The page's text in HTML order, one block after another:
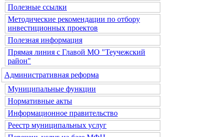
Полезные ссылки
Методические рекомендации по отбору
инвестиционных проектов
Полезная информация
Прямая линия с Главой МО "Теучежский
район"
Административная реформа
Муниципальные функции
Нормативные акты
Информационное правительство
Реестр муниципальных услуг